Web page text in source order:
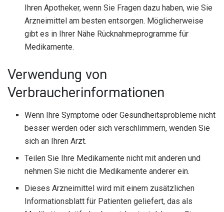
Ihren Apotheker, wenn Sie Fragen dazu haben, wie Sie
Arzneimittel am besten entsorgen. Möglicherweise
gibt es in Ihrer Nähe Rücknahmeprogramme für
Medikamente.
Verwendung von
Verbraucherinformationen
Wenn Ihre Symptome oder Gesundheitsprobleme nicht
besser werden oder sich verschlimmern, wenden Sie
sich an Ihren Arzt.
Teilen Sie Ihre Medikamente nicht mit anderen und
nehmen Sie nicht die Medikamente anderer ein.
Dieses Arzneimittel wird mit einem zusätzlichen
Informationsblatt für Patienten geliefert, das als